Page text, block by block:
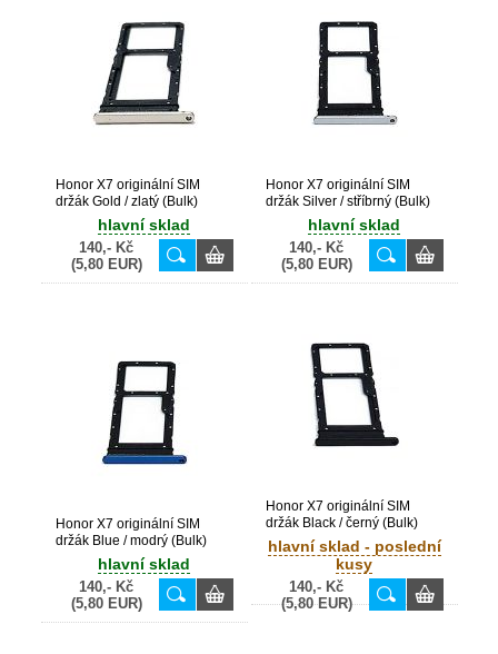
Honor X7 originální SIM
držák Gold / zlatý (Bulk)
hlavní sklad
140,- Kč
(5,80 EUR)
Honor X7 originální SIM
držák Silver / stříbrný (Bulk)
hlavní sklad
140,- Kč
(5,80 EUR)
Honor X7 originální SIM
držák Blue / modrý (Bulk)
hlavní sklad
140,- Kč
(5,80 EUR)
Honor X7 originální SIM
držák Black / černý (Bulk)
hlavní sklad - poslední
kusy
140,- Kč
(5,80 EUR)